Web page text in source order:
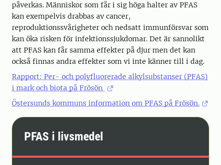
påverkas. Människor som får i sig höga halter av PFAS
kan exempelvis drabbas av cancer,
reproduktionssvårigheter och nedsatt immunförsvar som
kan öka risken för infektionssjukdomar. Det är sannolikt
att PFAS kan får samma effekter på djur men det kan
också finnas andra effekter som vi inte känner till i dag.
Rapport: Per- och polyfluorerade alkylsubstanser (PFAS)
i mark och biota på Frösön
Östersunds kommuns information om PFAS på Frösön.
PFAS i livsmedel